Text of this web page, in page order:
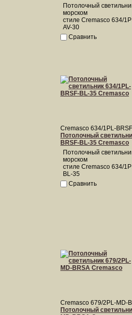
Потолочный
морском
стиле Cremasco 634/
AV-30
Сравнить
Cremasco 634/1PL-
Потолочный
BRSF-BL-35 Cremasco
Потолочный
морском
стиле Cremasco 634/
BL-35
Сравнить
Cremasco 679/2PL-MD-
Потолочный